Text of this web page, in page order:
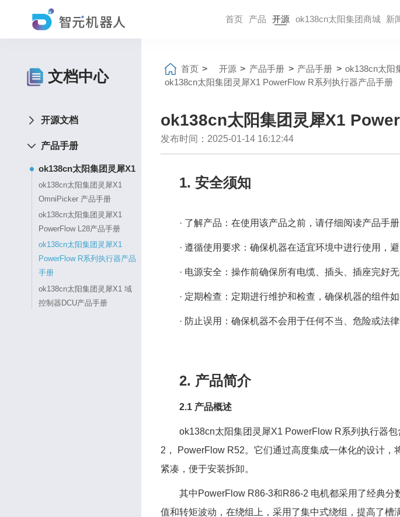
首页 产品 开源 ok138cn太阳集团商城 新
文档中心
开源文档
产品手册
ok138cn太阳集团灵犀X1
ok138cn太阳集团灵犀X1
OmniPicker 产品手册
ok138cn太阳集团灵犀X1
PowerFlow L28产品手册
ok138cn太阳集团灵犀X1
PowerFlow R系列执行器产品
手册
ok138cn太阳集团灵犀X1 域
控制器DCU产品手册
首页 > 开源 > 产品手册 > 产品手册 > ok138cn太阳
ok138cn太阳集团灵犀X1 PowerFlow R系列执行器产品手册
ok138cn太阳集团灵犀X1
发布时间：2025-01-14 16:12:44
1. 安全须知
· 了解产品：在使用该产品之前，请仔细阅读产品手
· 遵循使用要求：确保机器在适宜环境中进行使用，
· 电源安全：操作前确保所有电缆、插头、插座完好
· 定期检查：定期进行维护和检查，确保机器的组件
· 防止误用：确保机器不会用于任何不当、危险或法律
2. 产品简介
2.1 产品概述
ok138cn太阳集团灵犀X1 PowerFlow R系列执行器
2， PowerFlow R52。它们通过高度集成一体化的设计
紧凑，便于安装拆卸。
其中PowerFlow R86-3和R86-2 电机都采用了经典
值和转矩波动，在绕组上，采用了集中式绕组，提高了